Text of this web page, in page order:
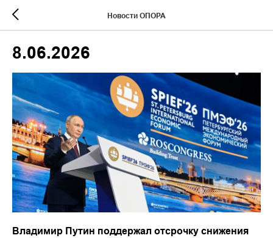
Новости ОПОРА
8.06.2026
Владимир Путин поддержал отсрочку снижения